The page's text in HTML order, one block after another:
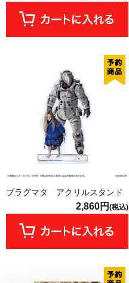
プラグマタ アクリルスタンド
2,860円 (税込)